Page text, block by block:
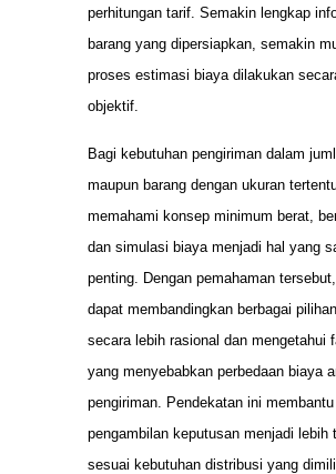
perhitungan tarif. Semakin lengkap
barang yang dipersiapkan, semakin
proses estimasi biaya dilakukan
objektif.
Bagi kebutuhan pengiriman dalam
maupun barang dengan ukuran
memahami konsep minimum berat,
dan simulasi biaya menjadi hal yang
penting. Dengan pemahaman
dapat membandingkan berbagai
secara lebih rasional dan mengetahui
yang menyebabkan perbedaan biaya
pengiriman. Pendekatan ini
pengambilan keputusan menjadi lebih
sesuai kebutuhan distribusi yang